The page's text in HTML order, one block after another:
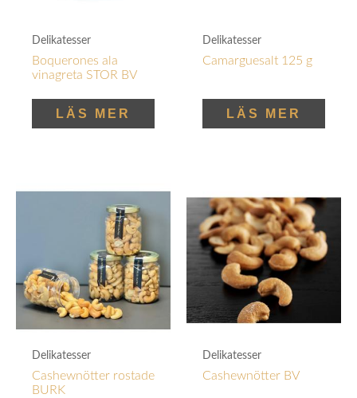
Delikatesser
Boquerones ala
vinagreta STOR BV
LÄS MER
Delikatesser
Camarguesalt 125 g
LÄS MER
Delikatesser
Cashewnötter rostade
BURK
Delikatesser
Cashewnötter BV